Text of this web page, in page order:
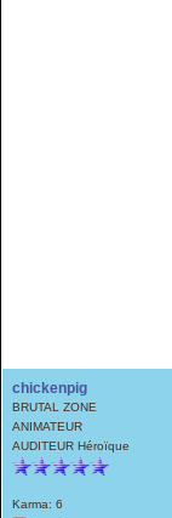
chickenpig
BRUTAL ZONE
ANIMATEUR
AUDITEUR Héroïque
Karma: 6